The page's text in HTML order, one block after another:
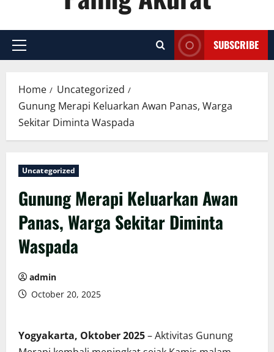
Primary
SUBSCRIBE
Home
Uncategorized
Gunung Merapi Keluarkan Awan Panas, Warga
Sekitar Diminta Waspada
Uncategorized
Gunung Merapi Keluarkan Awan
Panas, Warga Sekitar Diminta
Waspada
admin
October 20, 2025
Yogyakarta, Oktober 2025– Aktivitas Gunung